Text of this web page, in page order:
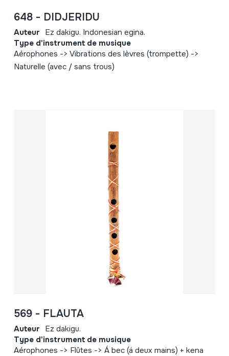
648 - DIDJERIDU
Auteur Ez dakigu. Indonesian egina.
Type d'instrument de musique
Aérophones -> Vibrations des lèvres (trompette) ->
Naturelle (avec / sans trous)
569 - FLAUTA
Auteur Ez dakigu.
Type d'instrument de musique
Aérophones -> Flûtes -> Á bec (á deux mains) + kena